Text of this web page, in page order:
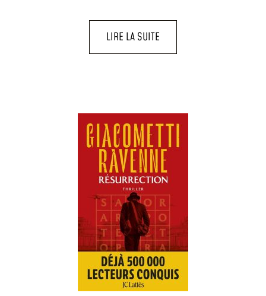
LIRE LA SUITE